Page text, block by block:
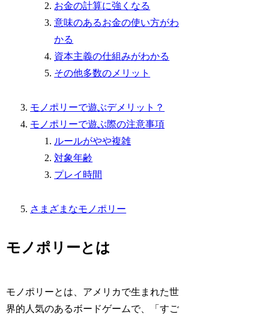
お金の計算に強くなる
意味のあるお金の使い方がわ
かる
資本主義の仕組みがわかる
その他多数のメリット
モノポリーで遊ぶデメリット？
モノポリーで遊ぶ際の注意事項
ルールがやや複雑
対象年齢
プレイ時間
さまざまなモノポリー
モノポリーとは
モノポリーとは、アメリカで生まれた世
界的人気のあるボードゲームで、「すご